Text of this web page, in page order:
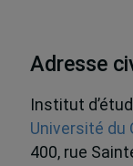
Adresse
Institut
Université du
400, rue